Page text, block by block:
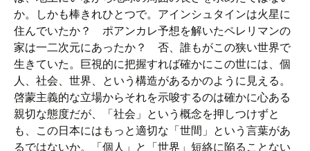
か。しかも棒きれひとつで。アインシュタインは火星に
住んでいたか？ ポアンカレ予想を解いたペレリマンの
家は一二次元にあったか？ 否、誰もがこの狭い世界で
生きていた。巨視的に把握すれば確かにこの世には、個
人、社会、世界、という構造があるかのように見える。
啓蒙主義的な立場からそれを示唆するのは確かに心ある
親切な態度だが、「社会」という概念を押しつけずと
も、この日本にはもっと適切な「世間」という言葉があ
るではないか。「個人」と「世界」短絡に陥ることない